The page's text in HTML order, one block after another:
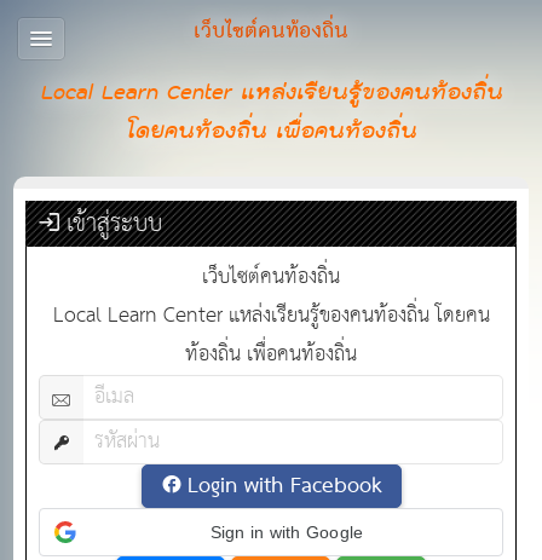
เว็บไซต์คนท้องถิ่น
Local Learn Center แหล่งเรียนรู้ของคนท้องถิ่น
โดยคนท้องถิ่น เพื่อคนท้องถิ่น
เข้าสู่ระบบ
เว็บไซต์คนท้องถิ่น
Local Learn Center แหล่งเรียนรู้ของคนท้องถิ่น โดยคน
ท้องถิ่น เพื่อคนท้องถิ่น
Login with Facebook
Sign in with Google